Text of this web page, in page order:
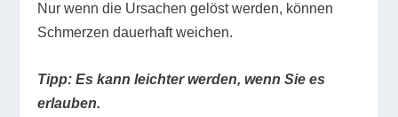
Nur wenn die Ursachen gelöst werden, können
Schmerzen dauerhaft weichen.
Tipp: Es kann leichter werden, wenn Sie es
erlauben.